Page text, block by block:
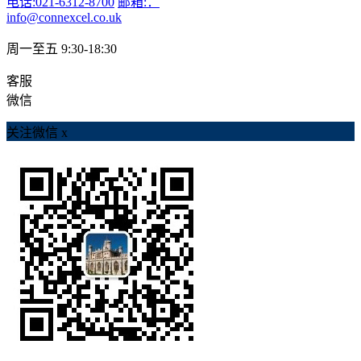
info@connexcel.co.uk
周一至五 9:30-18:30
客服
微信
关注微信 x